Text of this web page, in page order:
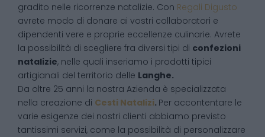
gradito nelle ricorrenze natalizie. Con Regali Digusto
avrete modo di donare ai vostri collaboratori e
dipendenti vere e proprie eccellenze culinarie. Avrete
la possibilità di scegliere fra diversi tipi di confezioni
natalizie, nelle quali inseriamo i prodotti tipici
artigianali del territorio delle Langhe.
Da oltre 25 anni la nostra Azienda è specializzata
nella creazione di Cesti Natalizi. Per accontentare le
varie esigenze dei nostri clienti abbiamo previsto
tantissimi servizi, come la possibilità di personalizzare